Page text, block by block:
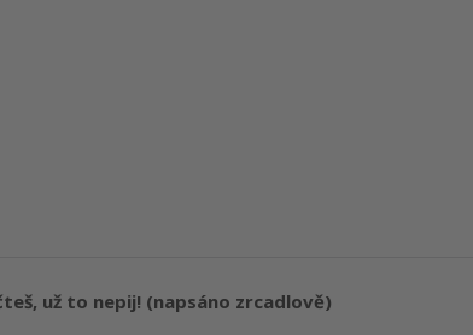
už to nepij! (napsáno zrcadlově)